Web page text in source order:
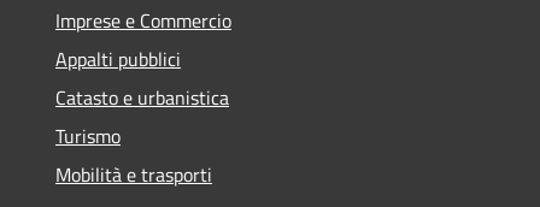
Imprese e Commercio
Appalti pubblici
Catasto e urbanistica
Turismo
Mobilità e trasporti